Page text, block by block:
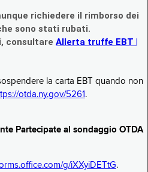
richiedere il rimborso dei
sono stati rubati.
consultare Allerta truffe EBT |
la carta EBT quando non
otda.ny.gov/5261 .
Partecipate al sondaggio OTDA
g/iXXyiDETtG.